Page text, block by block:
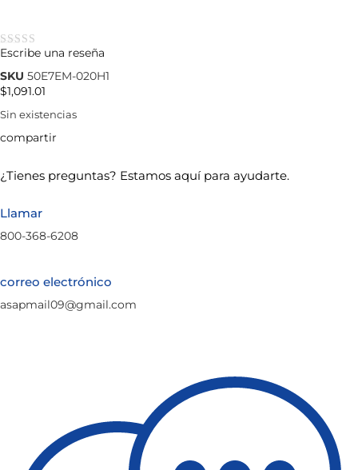
★★★★★
Escribe una reseña
SKU 50E7EM-020H1
$1,091.01
Sin existencias
compartir
¿Tienes preguntas? Estamos aquí para ayudarte.
Llamar
800-368-6208
correo electrónico
asapmail09@gmail.com